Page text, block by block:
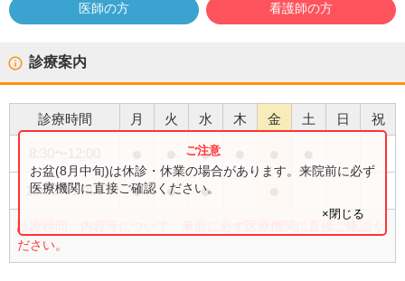
医師の方 看護師の方
診療案内
診療時間 月 火 水 木 金 土 日 祝
●
13:30〜17:00 ● ● ●
診療時間・内容等について、事前に必ず医療機関に直接ご確認く
ださい。
お盆(8月中旬)は休診・休業の場合があります。来院前に必ず
医療機関に直接ご確認ください。
×閉じる